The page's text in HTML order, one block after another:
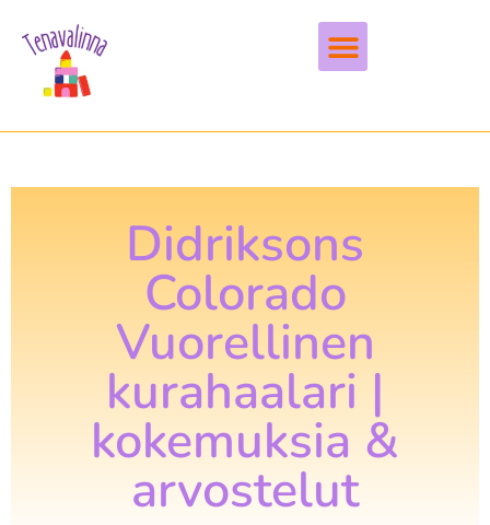
Didriksons
Colorado
Vuorellinen
kurahaalari |
kokemuksia &
arvostelut